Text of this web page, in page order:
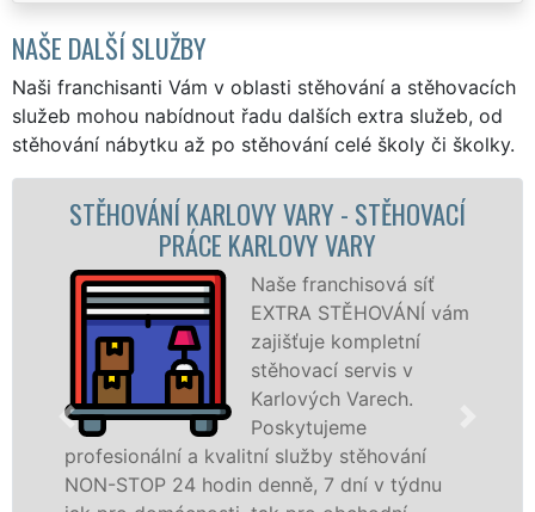
NAŠE DALŠÍ SLUŽBY
Naši franchisanti Vám v oblasti stěhování a stěhovacích
služeb mohou nabídnout řadu dalších extra služeb, od
stěhování nábytku až po stěhování celé školy či školky.
VARY - STĚHOVACÍ
KARLOVY VARY
Naše franchisová síť
EXTRA STĚHOVÁNÍ vám
zajišťuje kompletní
stěhovací servis v
Karlových Varech.
Poskytujeme
kvalitní služby stěhování
hodin denně, 7 dní v týdnu
technikou.
domácnostem